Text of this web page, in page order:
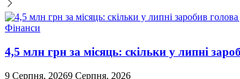
Фінанси
4,5 млн грн за місяць: скільки у липні
9 Серпня, 20269 Серпня, 2026